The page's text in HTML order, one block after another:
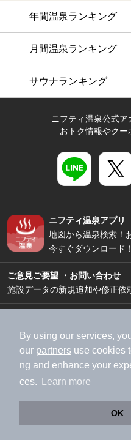
By using our services,
our partners use cookies
ng and enhance your
ces.
Learn more
OK
年間温泉ランキング
月間温泉ランキング
サウナランキング
ニフティ温泉公式
おトク情報やクー
ニフティ温泉アプリ
地図から温泉検索！
今すぐダウンロード！
ご意見ご要望 ・お問い合わせ
施設データの新規追加や修正依
加盟店募集（資料請
利用規約
ライフス
特定商取引法に基づ
運営会社